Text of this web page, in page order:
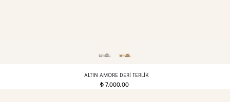
ALTIN AMORE DERI TERLIK
t 7.000,00